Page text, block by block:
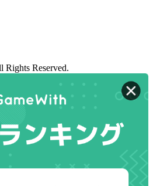
Rights Reserved.